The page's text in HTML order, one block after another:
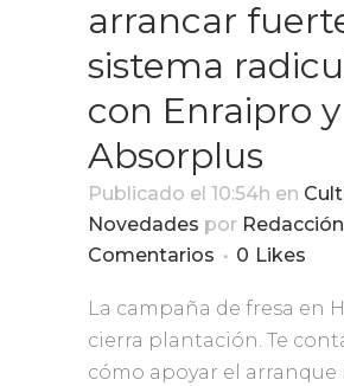
arrancar
sistema
con Enraipro y
Absorplus
Publicado el 10:54h en
Novedades por Redacción
Comentarios
0 Likes
La campaña de fresa en
cierra plantación. Te
cómo apoyar el arranque